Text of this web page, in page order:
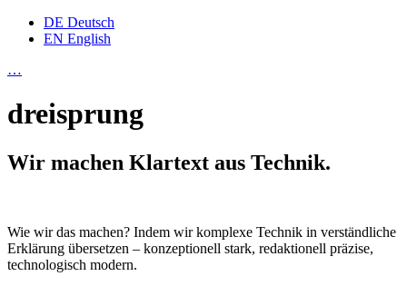
DE Deutsch
EN English
…
dreisprung
Wir machen Klartext aus Technik.
Wie wir das machen? Indem wir komplexe Technik in verständliche
Erklärung übersetzen – konzeptionell stark, redaktionell präzise,
technologisch modern.